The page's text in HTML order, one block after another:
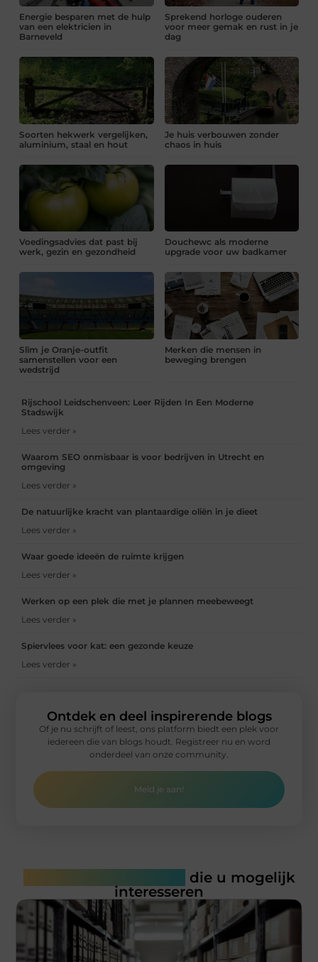
Energie besparen met de hulp
van een elektricien in
Barneveld
Sprekend horloge ouderen
voor meer gemak en rust in je
dag
Soorten hekwerk vergelijken,
aluminium, staal en hout
Je huis verbouwen zonder
chaos in huis
Voedingsadvies dat past bij
werk, gezin en gezondheid
Douchewc als moderne
upgrade voor uw badkamer
Slim je Oranje-outfit
samenstellen voor een
wedstrijd
Merken die mensen in
beweging brengen
Rijschool Leidschenveen: Leer Rijden In Een Moderne
Stadswijk
Lees verder »
Waarom SEO onmisbaar is voor bedrijven in Utrecht en
omgeving
Lees verder »
De natuurlijke kracht van plantaardige oliën in je dieet
Lees verder »
Waar goede ideeën de ruimte krijgen
Lees verder »
Werken op een plek die met je plannen meebeweegt
Lees verder »
Spiervlees voor kat: een gezonde keuze
Lees verder »
Ontdek en deel inspirerende blogs
Of je nu schrijft of leest, ons platform biedt een plek voor
iedereen die van blogs houdt. Registreer nu en word
onderdeel van onze community.
Meld je aan!
die u mogelijk
interesseren